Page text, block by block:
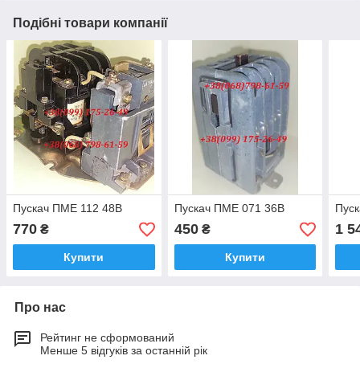
Подібні товари компанії
Пускач ПМЕ 112 48В
770 ₴
Купити
Пускач ПМЕ 071 36В
450₴
Купити
1
Про нас
Рейтинг не сформований
Менше 5 відгуків за останній рік